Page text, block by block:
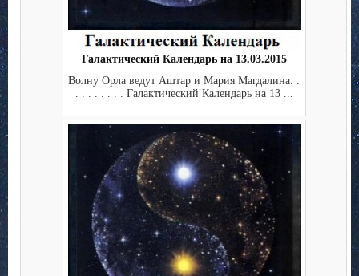
Галактический Календарь на 13.03.2015
Волну Орла ведут Аштар и Мария Магдалина. .
. . . . . . . . Галактический Календарь на 13 ...